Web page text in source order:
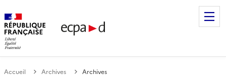
de communication et de production
Accueil Archives Archives